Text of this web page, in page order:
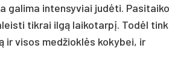
galima intensyviai judėti. Pasitaiko
tikrai ilgą laikotarpį. Todėl
ir visos medžioklės kokybei, ir